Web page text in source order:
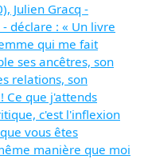
Julien Gracq -
déclare : « Un livre
qui me fait
ses ancêtres, son
relations, son
Ce que j'attends
c'est l'inflexion
vous êtes
manière que moi